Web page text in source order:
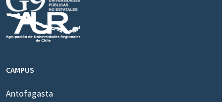
CAMPUS
Antofagasta